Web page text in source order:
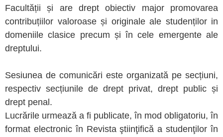
Facultății și are drept obiectiv major promovarea
contribuțiilor valoroase și originale ale studenților in
domeniile clasice precum și în cele emergente ale
dreptului.
Sesiunea de comunicări este organizată pe secțiuni,
respectiv secțiunile de drept privat, drept public și
drept penal.
Lucrările urmează a fi publicate, în mod obligatoriu, în
format electronic în Revista ştiinţifică a studenţilor în